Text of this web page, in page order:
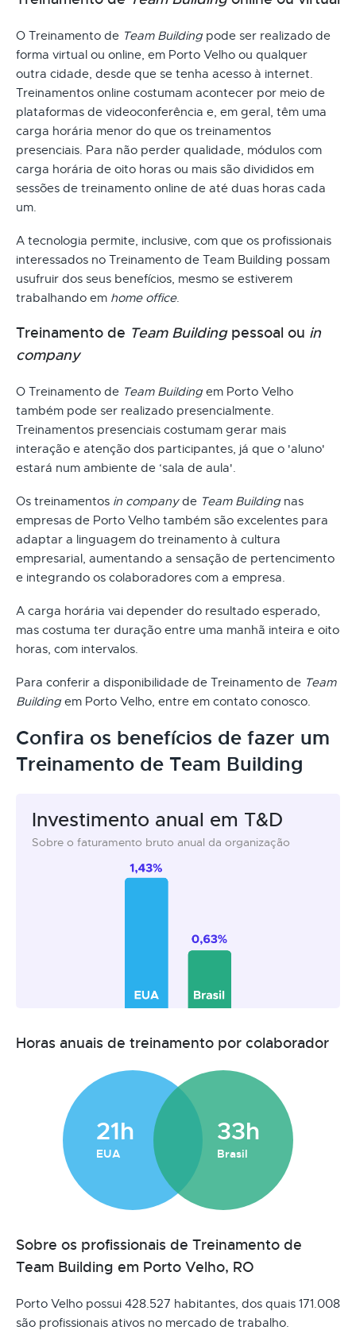
O Treinamento de Team Building pode ser realizado de
forma virtual ou online, em Porto Velho ou qualquer
outra cidade, desde que se tenha acesso à internet.
Treinamentos online costumam acontecer por meio de
plataformas de videoconferência e, em geral, têm uma
carga horária menor do que os treinamentos
presenciais. Para não perder qualidade, módulos com
carga horária de oito horas ou mais são divididos em
sessões de treinamento online de até duas horas cada
um.
A tecnologia permite, inclusive, com que os profissionais
interessados no Treinamento de Team Building possam
usufruir dos seus benefícios, mesmo se estiverem
trabalhando em home office.
Treinamento de Team Buildingpessoal ou in
company
O Treinamento de Team Building em Porto Velho
também pode ser realizado presencialmente.
Treinamentos presenciais costumam gerar mais
interação e atenção dos participantes, já que o 'aluno'
estará num ambiente de ‘sala de aula'.
Os treinamentos in companyde Team Building nas
empresas de Porto Velho também são excelentes para
adaptar a linguagem do treinamento à cultura
empresarial, aumentando a sensação de pertencimento
e integrando os colaboradores com a empresa.
A carga horária vai depender do resultado esperado,
mas costuma ter duração entre uma manhã inteira e oito
horas, com intervalos.
Para conferir a disponibilidade de Treinamento de Team
Building em Porto Velho, entre em contato conosco.
Confira os benefícios de fazer um
Treinamento de Team Building
Investimento anual em T&D
Sobre o faturamento bruto anual da organização
Horas anuais de treinamento por colaborador
21h
EUA
33h
Brasil
Sobre os profissionais de Treinamento de
Team Building em Porto Velho, RO
Porto Velho possui 428.527 habitantes, dos quais 171.008
são profissionais ativos no mercado de trabalho.